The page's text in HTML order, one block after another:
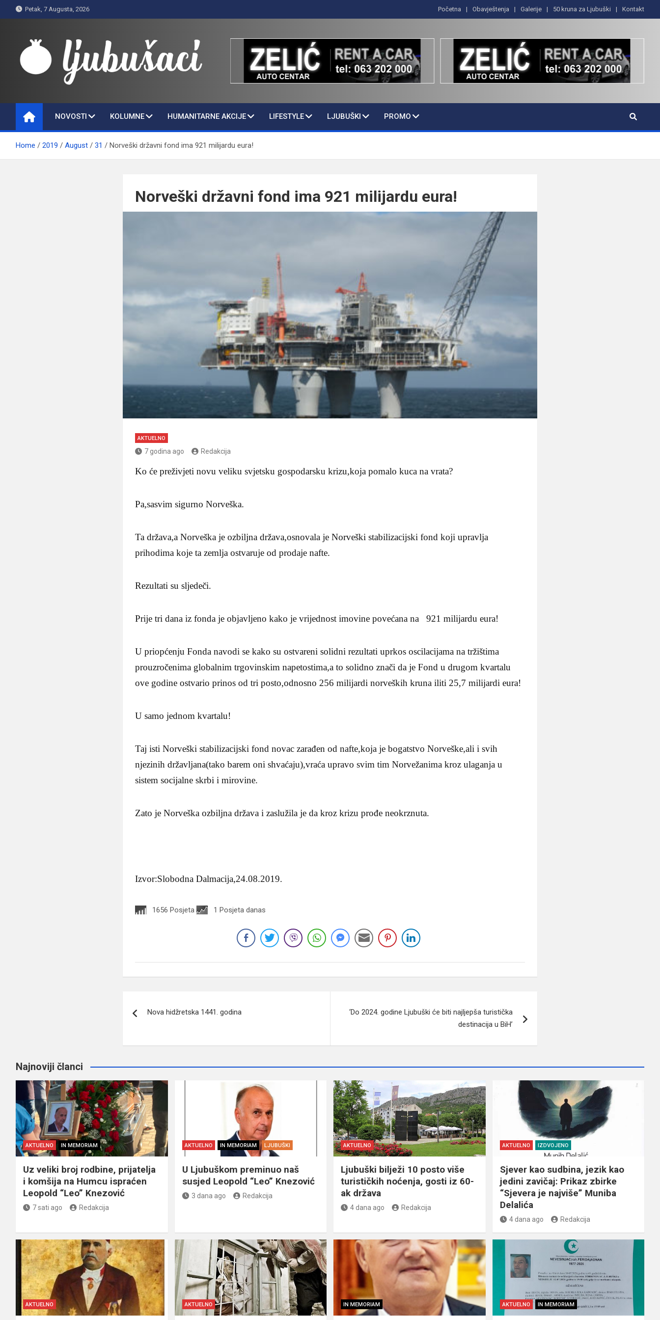
to
Petak, 7 Augusta, 2026 Početna Obavještenja Galerije 50 kruna za Ljubuški Kontakt
Ljubušaci
NOVOSTI KOLUMNE HUMANITARNE AKCIJE LIFESTYLE LJUBUŠKI PROMO
Home 2019 August 31 Norveški državni fond ima 921 milijardu eura!
Norveški državni fond ima 921 milijardu eura!
AKTUELNO
7 godina ago Redakcija
Ko će preživjeti novu veliku svjetsku gospodarsku krizu,koja pomalo kuca na vrata?
Pa,sasvim sigurno Norveška.
Ta država,a Norveška je ozbiljna država,osnovala je Norveški stabilizacijski fond koji upravlja
prihodima koje ta zemlja ostvaruje od prodaje nafte.
Rezultati su sljedeči.
Prije tri dana iz fonda je objavljeno kako je vrijednost imovine povećana na 921 milijardu eura!
U priopćenju Fonda navodi se kako su ostvareni solidni rezultati uprkos oscilacijama na tržištima
prouzročenima globalnim trgovinskim napetostima,a to solidno znači da je Fond u drugom kvartalu
ove godine ostvario prinos od tri posto,odnosno 256 milijardi norveških kruna iliti 25,7 milijardi eura!
U samo jednom kvartalu!
Taj isti Norveški stabilizacijski fond novac zarađen od nafte,koja je bogatstvo Norveške,ali i svih
njezinih državljana(tako barem oni shvaćaju),vraća upravo svim tim Norvežanima kroz ulaganja u
sistem socijalne skrbi i mirovine.
Zato je Norveška ozbiljna država i zaslužila je da kroz krizu prođe neokrznuta.
Izvor:Slobodna Dalmacija,24.08.2019.
1656 Posjeta 1 Posjeta danas
članaka
Nova hidžretska 1441. godina
‘Do 2024. godine Ljubuški će biti najljepša turistička
destinacija u BiH’
Najnoviji članci
AKTUELNO IN MEMORIAM
Uz veliki broj rodbine, prijatelja
i komšija na Humcu ispraćen
Leopold “Leo” Knezović
7 sati ago Redakcija
AKTUELNO IN MEMORIAM LJUBUŠKI
U Ljubuškom preminuo naš
susjed Leopold “Leo” Knezović
3 dana ago Redakcija
AKTUELNO
Ljubuški bilježi 10 posto više
turističkih noćenja, gosti iz 60-
ak država
4 dana ago Redakcija
AKTUELNO IZDVOJENO
Sjever kao sudbina, jezik kao
jedini zavičaj: Prikaz zbirke
“Sjevera je najviše” Muniba
Delalića
4 dana ago Redakcija
AKTUELNO AKTUELNO IN MEMORIAM AKTUELNO IN MEMORIAM